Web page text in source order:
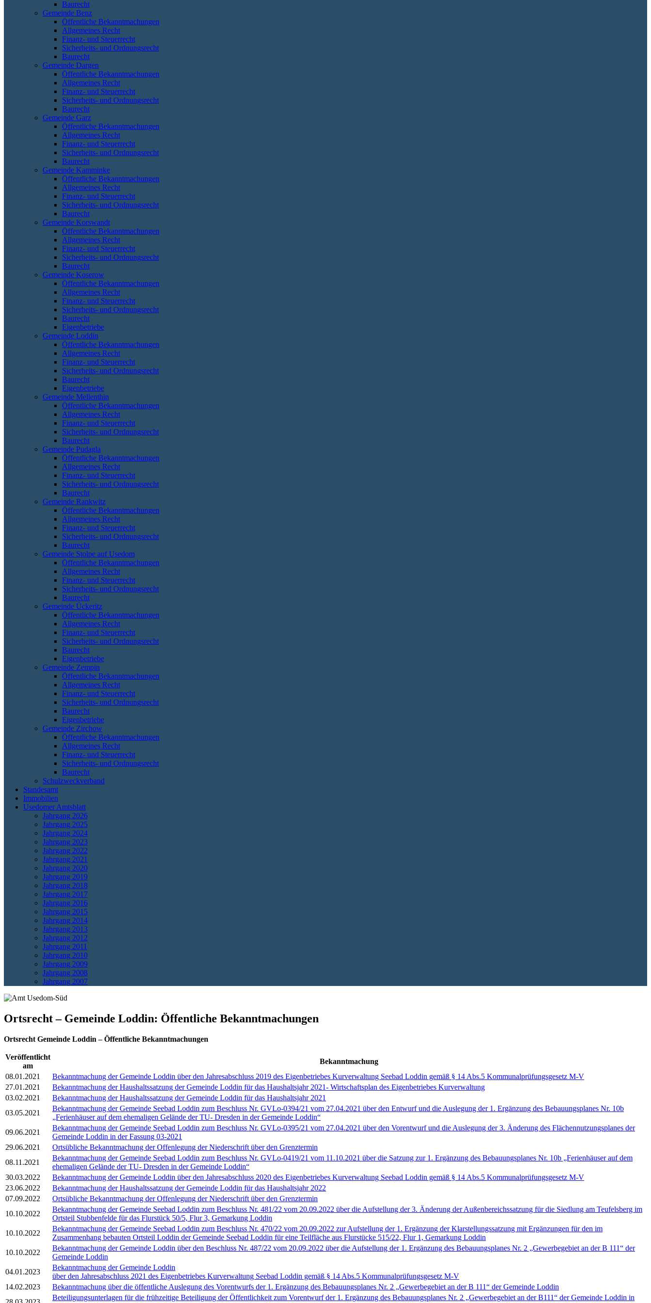
Baurecht
Gemeinde Benz
Öffentliche Bekanntmachungen
Allgemeines Recht
Finanz- und Steuerrecht
Sicherheits- und Ordnungsrecht
Baurecht
Gemeinde Dargen
Öffentliche Bekanntmachungen
Allgemeines Recht
Finanz- und Steuerrecht
Sicherheits- und Ordnungsrecht
Baurecht
Gemeinde Garz
Öffentliche Bekanntmachungen
Allgemeines Recht
Finanz- und Steuerrecht
Sicherheits- und Ordnungsrecht
Baurecht
Gemeinde Kamminke
Öffentliche Bekanntmachungen
Allgemeines Recht
Finanz- und Steuerrecht
Sicherheits- und Ordnungsrecht
Baurecht
Gemeinde Korswandt
Öffentliche Bekanntmachungen
Allgemeines Recht
Finanz- und Steuerrecht
Sicherheits- und Ordnungsrecht
Baurecht
Gemeinde Koserow
Öffentliche Bekanntmachungen
Allgemeines Recht
Finanz- und Steuerrecht
Sicherheits- und Ordnungsrecht
Baurecht
Eigenbetriebe
Gemeinde Loddin
Öffentliche Bekanntmachungen
Allgemeines Recht
Finanz- und Steuerrecht
Sicherheits- und Ordnungsrecht
Baurecht
Eigenbetriebe
Gemeinde Mellenthin
Öffentliche Bekanntmachungen
Allgemeines Recht
Finanz- und Steuerrecht
Sicherheits- und Ordnungsrecht
Baurecht
Gemeinde Pudagla
Öffentliche Bekanntmachungen
Allgemeines Recht
Finanz- und Steuerrecht
Sicherheits- und Ordnungsrecht
Baurecht
Gemeinde Rankwitz
Öffentliche Bekanntmachungen
Allgemeines Recht
Finanz- und Steuerrecht
Sicherheits- und Ordnungsrecht
Baurecht
Gemeinde Stolpe auf Usedom
Öffentliche Bekanntmachungen
Allgemeines Recht
Finanz- und Steuerrecht
Sicherheits- und Ordnungsrecht
Baurecht
Gemeinde Ückeritz
Öffentliche Bekanntmachungen
Allgemeines Recht
Finanz- und Steuerrecht
Sicherheits- und Ordnungsrecht
Baurecht
Eigenbetriebe
Gemeinde Zempin
Öffentliche Bekanntmachungen
Allgemeines Recht
Finanz- und Steuerrecht
Sicherheits- und Ordnungsrecht
Baurecht
Eigenbetriebe
Gemeinde Zirchow
Öffentliche Bekanntmachungen
Allgemeines Recht
Finanz- und Steuerrecht
Sicherheits- und Ordnungsrecht
Baurecht
Schulzweckverband
Standesamt
Immobilien
Usedomer Amtsblatt
Jahrgang 2026
Jahrgang 2025
Jahrgang 2024
Jahrgang 2023
Jahrgang 2022
Jahrgang 2021
Jahrgang 2020
Jahrgang 2019
Jahrgang 2018
Jahrgang 2017
Jahrgang 2016
Jahrgang 2015
Jahrgang 2014
Jahrgang 2013
Jahrgang 2012
Jahrgang 2011
Jahrgang 2010
Jahrgang 2009
Jahrgang 2008
Jahrgang 2007
Ortsrecht – Gemeinde Loddin: Öffentliche Bekanntmachungen
Ortsrecht Gemeinde Loddin – Öffentliche Bekanntmachungen
Veröffentlicht
am
Bekanntmachung
08.01.2021
Bekanntmachung der Gemeinde Loddin über den Jahresabschluss 2019 des Eigenbetriebes Kurverwaltung Seebad Loddin gemäß § 14 Abs.5 Kommunalprüfungsgesetz M-V
27.01.2021
Bekanntmachung der Haushaltssatzung der Gemeinde Loddin für das Haushaltsjahr 2021- Wirtschaftsplan des Eigenbetriebes Kurverwaltung
03.02.2021
Bekanntmachung der Haushaltssatzung der Gemeinde Loddin für das Haushaltsjahr 2021
03.05.2021
Bekanntmachung der Gemeinde Seebad Loddin zum Beschluss Nr. GVLo-0394/21 vom 27.04.2021 über den Entwurf und die Auslegung der 1. Ergänzung des Bebauungsplanes Nr. 10b
„Ferienhäuser auf dem ehemaligen Gelände der TU- Dresden in der Gemeinde Loddin“
09.06.2021
Bekanntmachung der Gemeinde Seebad Loddin zum Beschluss Nr. GVLo-0395/21 vom 27.04.2021 über den Vorentwurf und die Auslegung der 3. Änderung des Flächennutzungsplanes der
Gemeinde Loddin in der Fassung 03-2021
29.06.2021
Ortsübliche Bekanntmachung der Offenlegung der Niederschrift über den Grenztermin
08.11.2021
Bekanntmachung der Gemeinde Seebad Loddin zum Beschluss Nr. GVLo-0419/21 vom 11.10.2021 über die Satzung zur 1. Ergänzung des Bebauungsplanes Nr. 10b „Ferienhäuser auf dem
ehemaligen Gelände der TU- Dresden in der Gemeinde Loddin“
30.03.2022
Bekanntmachung der Gemeinde Loddin über den Jahresabschluss 2020 des Eigenbetriebes Kurverwaltung Seebad Loddin gemäß § 14 Abs.5 Kommunalprüfungsgesetz M-V
23.06.2022
Bekanntmachung der Haushaltssatzung der Gemeinde Loddin für das Haushaltsjahr 2022
07.09.2022
Ortsübliche Bekanntmachung der Offenlegung der Niederschrift über den Grenztermin
10.10.2022
Bekanntmachung der Gemeinde Seebad Loddin zum Beschluss Nr. 481/22 vom 20.09.2022 über die Aufstellung der 3. Änderung der Außenbereichssatzung für die Siedlung am Teufelsberg im
Ortsteil Stubbenfelde für das Flurstück 50/5, Flur 3, Gemarkung Loddin
10.10.2022
Bekanntmachung der Gemeinde Seebad Loddin zum Beschluss Nr. 470/22 vom 20.09.2022 zur Aufstellung der 1. Ergänzung der Klarstellungssatzung mit Ergänzungen für den im
Zusammenhang bebauten Ortsteil Loddin der Gemeinde Seebad Loddin für eine Teilfläche aus Flurstücke 515/22, Flur 1, Gemarkung Loddin
10.10.2022
Bekanntmachung der Gemeinde Loddin über den Beschluss Nr. 487/22 vom 20.09.2022 über die Aufstellung der 1. Ergänzung des Bebauungsplanes Nr. 2 „Gewerbegebiet an der B 111“ der
Gemeinde Loddin
04.01.2023
Bekanntmachung der Gemeinde Loddin
über den Jahresabschluss 2021 des Eigenbetriebes Kurverwaltung Seebad Loddin gemäß § 14 Abs.5 Kommunalprüfungsgesetz M-V
14.02.2023
Bekanntmachung über die öffentliche Auslegung des Vorentwurfs der 1. Ergänzung des Bebauungsplanes Nr. 2 „Gewerbegebiet an der B 111“ der Gemeinde Loddin
Beteiligungsunterlagen für die frühzeitige Beteiligung der Öffentlichkeit zum Vorentwurf der 1. Ergänzung des Bebauungsplanes Nr. 2 „Gewerbegebiet an der B111“ der Gemeinde Loddin in